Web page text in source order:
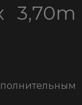
3,70m